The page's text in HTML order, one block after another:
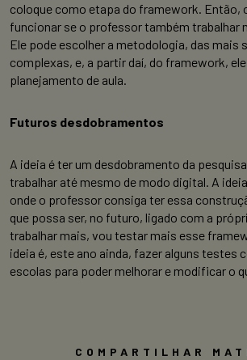
coloque como etapa do framework. Então,
funcionar se o professor também trabalhar
Ele pode escolher a metodologia, das mais
complexas, e, a partir daí, do framework,
planejamento de aula.
Futuros desdobramentos
A ideia é ter um desdobramento da
trabalhar até mesmo de modo digital. A
onde o professor consiga ter essa
que possa ser, no futuro, ligado com a
trabalhar mais, vou testar mais esse
ideia é, este ano ainda, fazer alguns testes
escolas para poder melhorar e modificar o
COMPARTILHAR